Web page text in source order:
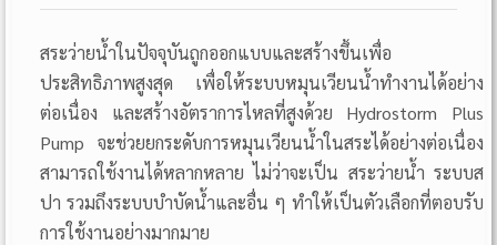
สระว่ายน้ำในปัจจุบันถูกออกแบบและสร้างขึ้นเพื่อ
ประสิทธิภาพสูงสุด เพื่อให้ระบบหมุนเวียนน้ำทำงานได้อย่าง
ต่อเนื่อง และสร้างอัตราการไหลที่สูงด้วย Hydrostorm Plus
Pump จะช่วยยกระดับการหมุนเวียนน้ำในสระได้อย่างต่อเนื่อง
สามารถใช้งานได้หลากหลาย ไม่ว่าจะเป็น สระว่ายน้ำ ระบบส
ปา รวมถึงระบบบำบัดน้ำและอื่น ๆ ทำให้เป็นตัวเลือกที่ตอบรับ
การใช้งานอย่างมากมาย